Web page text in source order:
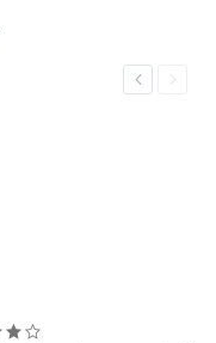
PreviousNext